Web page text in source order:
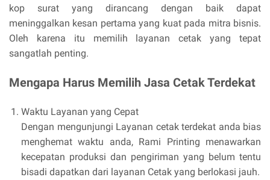
kop surat yang dirancang dengan baik dapat
meninggalkan kesan pertama yang kuat pada mitra bisnis.
Oleh karena itu memilih layanan cetak yang tepat
sangatlah penting.
Mengapa Harus Memilih Jasa Cetak Terdekat
Waktu Layanan yang Cepat
Dengan mengunjungi Layanan cetak terdekat anda bias
menghemat waktu anda, Rami Printing menawarkan
kecepatan produksi dan pengiriman yang belum tentu
bisadi dapatkan dari layanan Cetak yang berlokasi jauh.